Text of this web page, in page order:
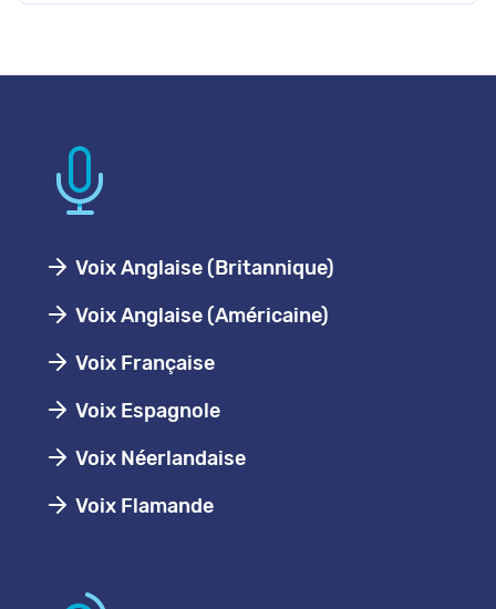
Voix Anglaise (Britannique)
Voix Anglaise (Américaine)
Voix Française
Voix Espagnole
Voix Néerlandaise
Voix Flamande